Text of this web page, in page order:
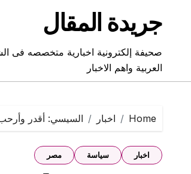
contentجريدة المقال
صحيفة إلكترونية اخبارية متخصصه فى
العربية واهم الاخبار
Home اخبار السيسي: أقدر
اخبار سياسة مصر